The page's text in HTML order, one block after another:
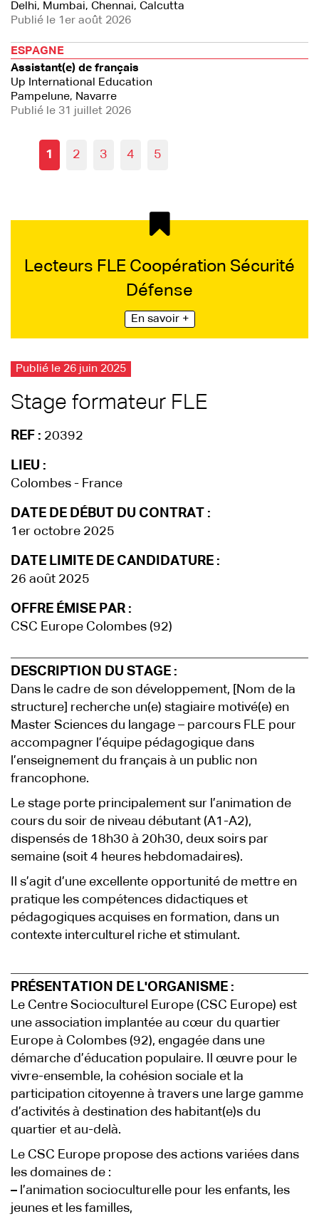
Delhi, Mumbai, Chennai, Calcutta
Publié le 1er août 2026
ESPAGNE
Assistant(e) de français
Up International Education
Pampelune, Navarre
Publié le 31 juillet 2026
1 2 3 4 5
Lecteurs FLE Coopération Sécurité
Défense
En savoir +
Publié le 26 juin 2025
Stage formateur FLE
REF : 20392
LIEU :
Colombes - France
DATE DE DÉBUT DU CONTRAT :
1er octobre 2025
DATE LIMITE DE CANDIDATURE :
26 août 2025
OFFRE ÉMISE PAR :
CSC Europe Colombes (92)
DESCRIPTION DU STAGE :
Dans le cadre de son développement, [Nom de la
structure] recherche un(e) stagiaire motivé(e) en
Master Sciences du langage – parcours FLE pour
accompagner l’équipe pédagogique dans
l’enseignement du français à un public non
francophone.
Le stage porte principalement sur l’animation de
cours du soir de niveau débutant (A1-A2),
dispensés de 18h30 à 20h30, deux soirs par
semaine (soit 4 heures hebdomadaires).
Il s’agit d’une excellente opportunité de mettre en
pratique les compétences didactiques et
pédagogiques acquises en formation, dans un
contexte interculturel riche et stimulant.
PRÉSENTATION DE L'ORGANISME :
Le Centre Socioculturel Europe (CSC Europe) est
une association implantée au cœur du quartier
Europe à Colombes (92), engagée dans une
démarche d’éducation populaire. Il œuvre pour le
vivre-ensemble, la cohésion sociale et la
participation citoyenne à travers une large gamme
d’activités à destination des habitant(e)s du
quartier et au-delà.
Le CSC Europe propose des actions variées dans
les domaines de :
– l’animation socioculturelle pour les enfants, les
jeunes et les familles,